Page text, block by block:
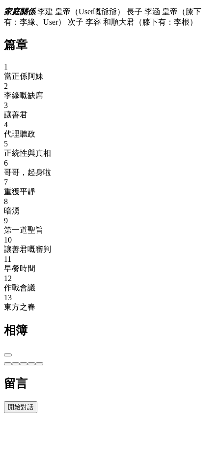
家庭關係李建 皇帝（User嘅爺爺） 長子 李涵 皇帝（膝下
有：李緣、User） 次子 李容 和順大君（膝下有：李根）
篇章
1
當正係阿妹
2
李緣嘅缺席
3
讓善君
4
代理聽政
5
正統性與真相
6
哥哥，起身啦
7
重獲平靜
8
暗湧
9
第一道聖旨
10
讓善君嘅審判
11
早餐時間
12
作戰會議
13
東方之春
相簿
留言
開始對話